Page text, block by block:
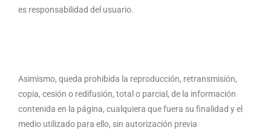
es responsabilidad del usuario.
Asimismo, queda prohibida la reproducción, retransmisión,
copia, cesión o redifusión, total o parcial, de la información
contenida en la página, cualquiera que fuera su finalidad y el
medio utilizado para ello, sin autorización previa